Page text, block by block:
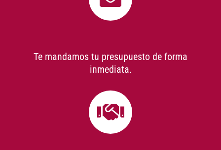
Te mandamos tu presupuesto de forma
inmediata.